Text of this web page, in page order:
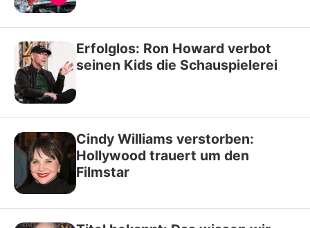
Erfolglos: Ron Howard verbot
seinen Kids die Schauspielerei
Cindy Williams verstorben:
Hollywood trauert um den
Filmstar